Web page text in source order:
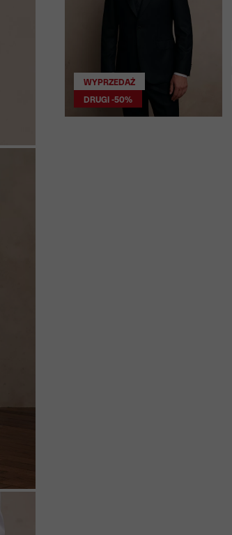
WYPRZEDAŻ
DRUGI -50%